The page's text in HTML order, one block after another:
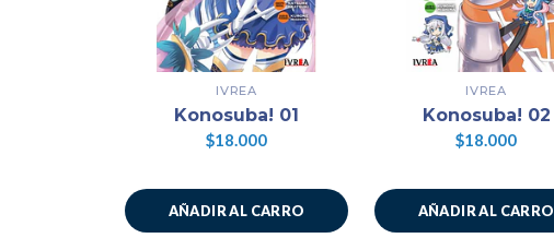
IVREA
Konosuba! 01
$18.000
AÑADIR AL CARRO
IVREA
Konosuba! 02
$18.000
AÑADIR AL CARRO